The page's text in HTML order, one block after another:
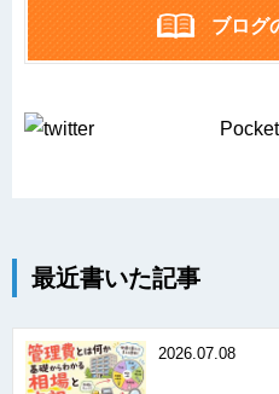
ブログ
Pocket
最近書いた記事
2026.07.08